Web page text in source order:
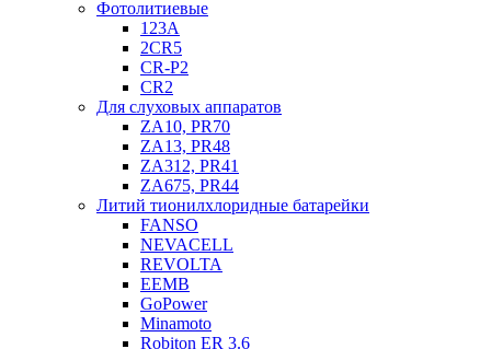
Фотолитиевые
123A
2CR5
CR-P2
CR2
Для слуховых аппаратов
ZA10, PR70
ZA13, PR48
ZA312, PR41
ZA675, PR44
Литий тионилхлоридные батарейки
FANSO
NEVACELL
REVOLTA
EEMB
GoPower
Minamoto
Robiton ER 3.6